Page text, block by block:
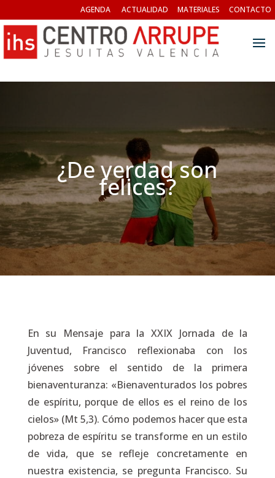
AGENDA ACTUALIDAD MATERIALES CONTACTO
¿De verdad son
felices?
En su Mensaje para la XXIX Jornada de la
Juventud, Francisco reflexionaba con los
jóvenes sobre el sentido de la primera
bienaventuranza: «Bienaventurados los pobres
de espíritu, porque de ellos es el reino de los
cielos» (Mt 5,3). Cómo podemos hacer que esta
pobreza de espíritu se transforme en un estilo
de vida, que se refleje concretamente en
nuestra existencia, se pregunta Francisco. Su